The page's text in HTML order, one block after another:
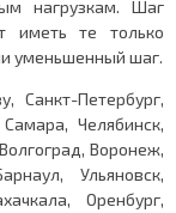
нагрузкам. Шаг
иметь те только
уменьшенный шаг.
Петербург,
Челябинск,
Воронеж,
Ульяновск,
Оренбург,